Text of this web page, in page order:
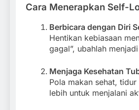
Cara Menerapkan Self-
Berbicara dengan Diri
Hentikan kebiasaan
gagal”, ubahlah
Menjaga Kesehatan
Pola makan sehat,
lebih untuk menjalani